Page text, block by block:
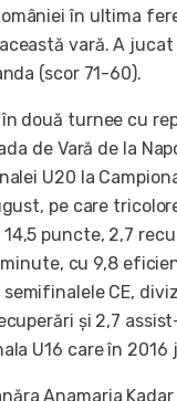
în ultima
vară. A
(scor 71-60).
două turnee cu
de Vară de la
U20 la
pe care
puncte, 2,7
cu 9,8
CE,
și 2,7
U16 care în 2016
Anamaria